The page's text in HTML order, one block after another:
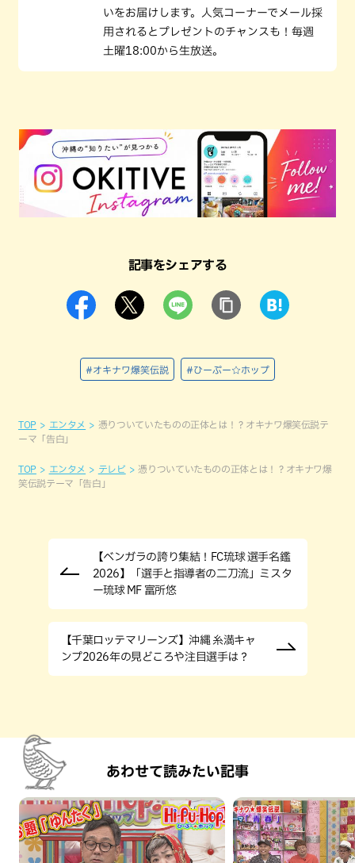
いをお届けします。人気コーナーでメール採
用されるとプレゼントのチャンスも！毎週
土曜18:00から生放送。
記事をシェアする
#オキナワ爆笑伝説 #ひーぷー☆ホップ
TOP エンタメ
憑りついていたものの正体とは！？オキナワ爆笑伝説テ
ーマ「告白」
TOP エンタメ テレビ
憑りついていたものの正体とは！？オキナワ爆
笑伝説テーマ「告白」
【ベンガラの誇り集結！FC琉球 選手名鑑
2026】「選手と指導者の二刀流」ミスタ
ー琉球 MF 富所悠
【千葉ロッテマリーンズ】沖縄 糸満キャ
ンプ2026年の見どころや注目選手は？
あわせて読みたい記事